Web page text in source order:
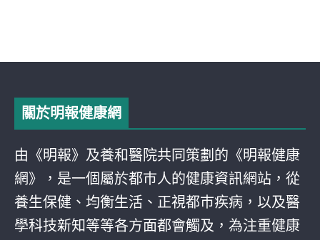
關於明報健康網
由《明報》及養和醫院共同策劃的《明報健康
網》，是一個屬於都巿人的健康資訊網站，從
養生保健、均衡生活、正視都巿疾病，以及醫
學科技新知等等各方面都會觸及，為注重健康